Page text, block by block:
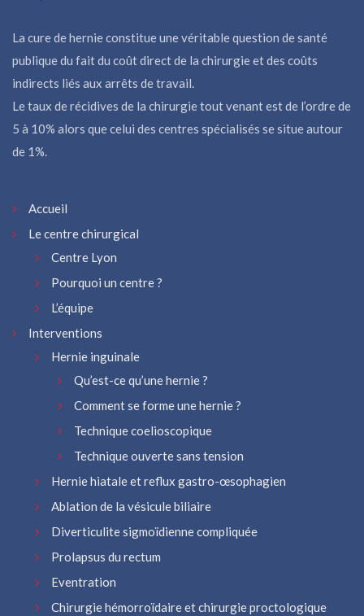
La cure de hernie constitue une véritable question de santé
publique du fait du coût direct de la chirurgie et des coûts
indirects liés aux arrêts de travail.
Le taux de récidives de la chirurgie tout venant est de l’ordre de
5 à 10% alors que celui des centres spécialisés se situe autour
de 1%.
Accueil
Le centre chirurgical
Centre Lyon
Pourquoi un centre ?
L’équipe
Interventions
Hernie inguinale
Qu’est-ce qu’une hernie ?
Comment se forme une hernie ?
Technique coelioscopique
Technique ouverte sans tension
Hernie hiatale et reflux gastro-œsophagien
Ablation de la vésicule biliaire
Diverticulite sigmoïdienne compliquée
Prolapsus du rectum
Eventration
Chirurgie hémorroïdaire et chirurgie proctologique